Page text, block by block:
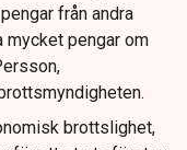
från andra
mycket pengar om
brottslighet,